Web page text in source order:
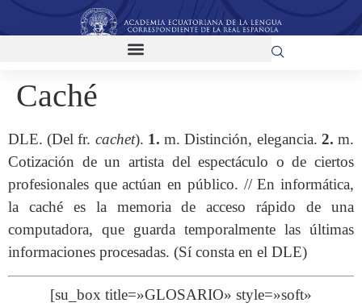
Caché
DLE. (Del fr. cachet). 1. m. Distinción, elegancia. 2. m.
Cotización de un artista del espectáculo o de ciertos
profesionales que actúan en público. // En informática,
la caché es la memoria de acceso rápido de una
computadora, que guarda temporalmente las últimas
informaciones procesadas. (Sí consta en el DLE)
[su_box title=»GLOSARIO» style=»soft»